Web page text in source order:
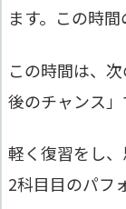
ます。この時間
この時間は、
後のチャンス」
軽く復習をし、
2科目目のパフ